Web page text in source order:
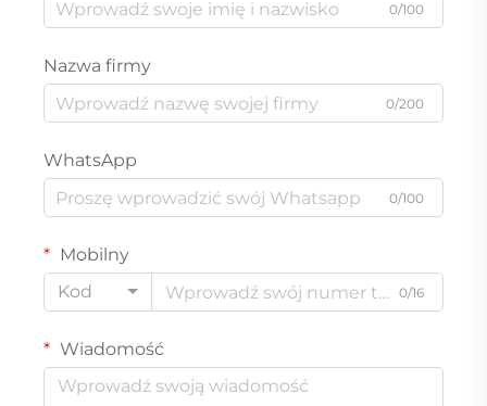
0/100
Nazwa firmy
0/200
WhatsApp
0/100
Mobilny
Kod
0/16
Wiadomość